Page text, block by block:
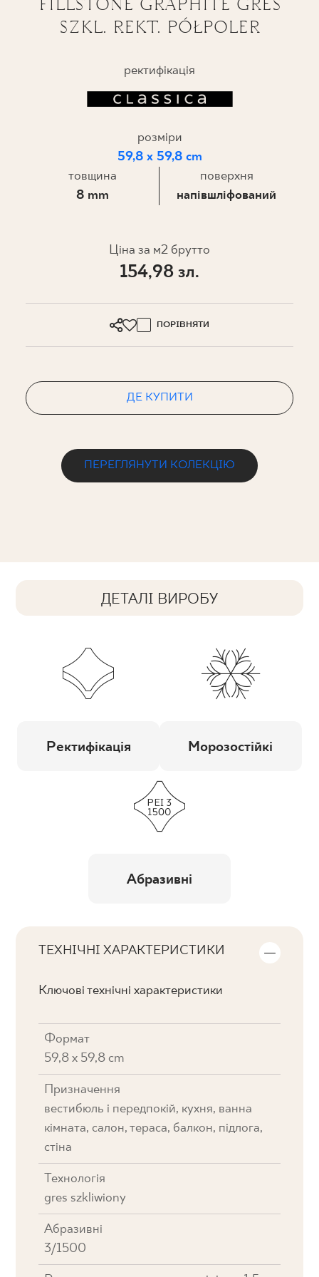
ПРОЄКТУВАННЯ
ДЕ КУПИТИ
ПРО НАС
МІЙ ПРОФІЛЬ
КОНТАКТ
DE
SZKL. REKT. PÓŁPOLER
ректифікація
розміри
59,8 x 59,8 cm
товщина
8 mm
поверхня
напівшліфований
Ціна за м2 брутто
154,98 зл.
ПОРІВНЯТИ
ДЕ КУПИТИ
ПЕРЕГЛЯНУТИ КОЛЕКЦІЮ
ДЕТАЛІ ВИРОБУ
Ректифікація Морозостійкі
Абразивні
ТЕХНІЧНІ ХАРАКТЕРИСТИКИ
Ключові технічні характеристики
Формат
59,8 x 59,8 cm
Призначення
вестибюль і передпокій, кухня, ванна
кімната, салон, тераса, балкон, підлога,
стіна
Технологія
gres szkliwiony
Абразивні
3/1500